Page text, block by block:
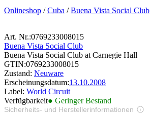
Onlineshop /Cuba /Buena Vista Social Club
Art. Nr.:0769233008015
Buena Vista Social Club
Buena Vista Social Club at Carnegie Hall
GTIN:0769233008015
Zustand: Neuware
Erscheinungsdatum:13.10.2008
Label: World Circuit
Verfügbarkeit● Geringer Bestand
Sicherheits- und Herstellerinformationen